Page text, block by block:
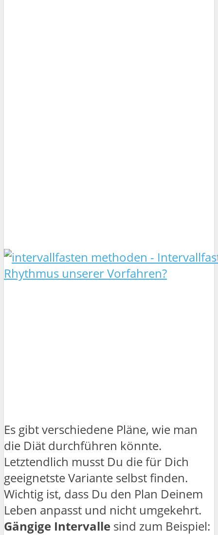
Es gibt verschiedene Pläne, wie man
die Diät durchführen könnte.
Letztendlich musst Du die für Dich
geeignetste Variante selbst finden.
Wichtig ist, dass Du den Plan Deinem
Leben anpasst und nicht umgekehrt.
Gängige Intervalle sind zum Beispiel: